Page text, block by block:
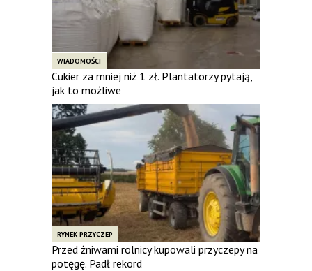
WIADOMOŚCI
Cukier za mniej niż 1 zł. Plantatorzy pytają,
jak to możliwe
RYNEK PRZYCZEP
Przed żniwami rolnicy kupowali przyczepy na
potęgę. Padł rekord